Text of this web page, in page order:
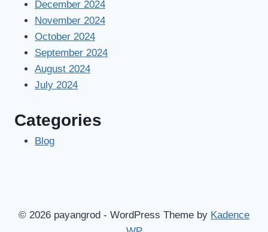
December 2024
November 2024
October 2024
September 2024
August 2024
July 2024
Categories
Blog
© 2026 payangrod - WordPress Theme by Kadence